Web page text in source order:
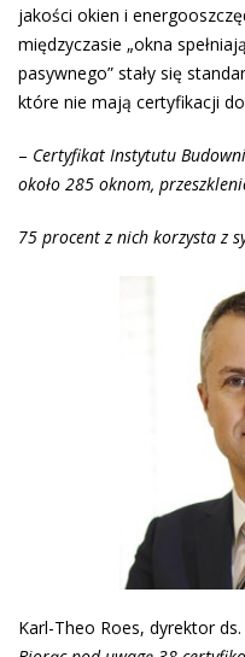
jakości okien i
międzyczasie „okna
pasywnego” stały się
które nie mają certyfikacji
– Certyfikat Instytutu
około 285 oknom,
75 procent z nich korzysta z
Karl-Theo Roes, dyrektor